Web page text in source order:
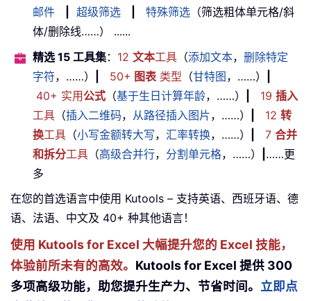
邮件
超级筛选 特殊筛选 （筛选粗体单元格/斜
体/删除线……） ......
精选 15 工具集： 12 文本工具 （添加文本， 删除特定
字符，……） 50+ 图表 类型 （甘特图，……）
40+ 实用公式 （基于生日计算年龄，……） 19 插入
工具 （插入二维码， 从路径插入图片，……） 12 转
换工具 （小写金额转大写， 汇率转换，……） 7 合并
和拆分工具 （高级合并行， 分割单元格，……）
……更
多
在您的首选语言中使用 Kutools – 支持英语、西班牙语、德
语、法语、中文及 40+ 种其他语言！
使用 Kutools for Excel 大幅提升您的 Excel 技能，
体验前所未有的高效。 Kutools for Excel 提供 300
多项高级功能，助您提升生产力、节省时间。 立即点